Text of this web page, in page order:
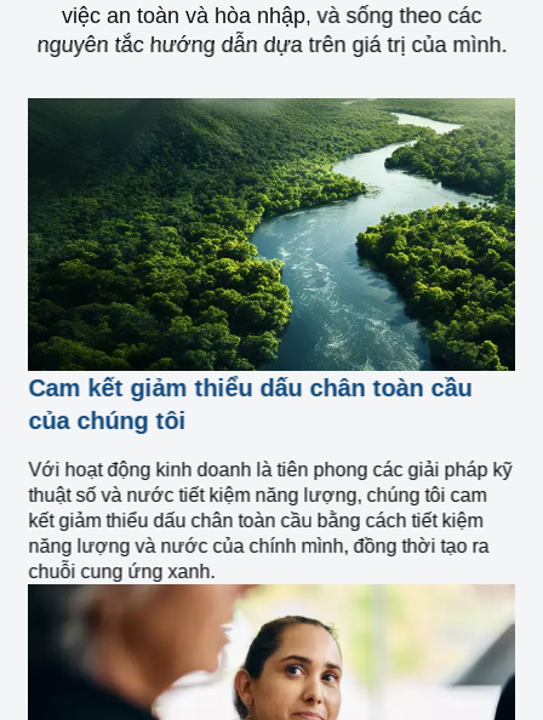
việc an toàn và hòa nhập, và sống theo các
nguyên tắc hướng dẫn dựa trên giá trị của mình.
Cam kết giảm thiểu dấu chân toàn cầu
của chúng tôi
Với hoạt động kinh doanh là tiên phong các giải pháp kỹ
thuật số và nước tiết kiệm năng lượng, chúng tôi cam
kết giảm thiểu dấu chân toàn cầu bằng cách tiết kiệm
năng lượng và nước của chính mình, đồng thời tạo ra
chuỗi cung ứng xanh.